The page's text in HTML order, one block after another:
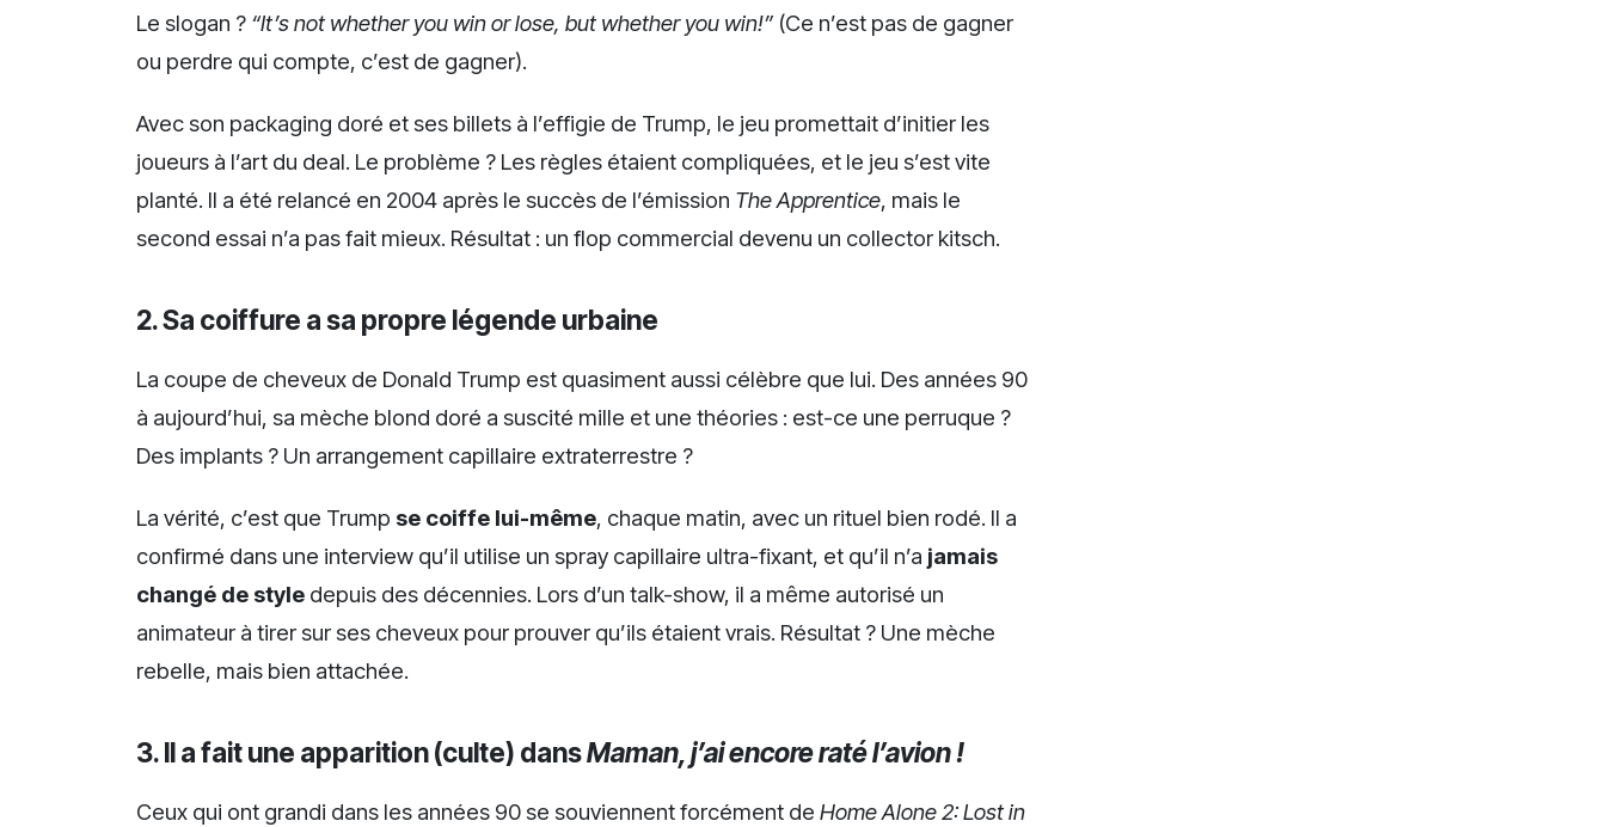
Le slogan ? “It’s not whether you win or lose, but whether you win!” (Ce n’est pas de gagner
ou perdre qui compte, c’est de gagner).
Avec son packaging doré et ses billets à l’effigie de Trump, le jeu promettait d’initier les
joueurs à l’art du deal. Le problème ? Les règles étaient compliquées, et le jeu s’est vite
planté. Il a été relancé en 2004 après le succès de l’émission The Apprentice, mais le
second essai n’a pas fait mieux. Résultat : un flop commercial devenu un collector kitsch.
2. Sa coiffure a sa propre légende urbaine
La coupe de cheveux de Donald Trump est quasiment aussi célèbre que lui. Des années 90
à aujourd’hui, sa mèche blond doré a suscité mille et une théories : est-ce une perruque ?
Des implants ? Un arrangement capillaire extraterrestre ?
La vérité, c’est que Trump se coiffe lui-même, chaque matin, avec un rituel bien rodé. Il a
confirmé dans une interview qu’il utilise un spray capillaire ultra-fixant, et qu’il n’a jamais
changé de style depuis des décennies. Lors d’un talk-show, il a même autorisé un
animateur à tirer sur ses cheveux pour prouver qu’ils étaient vrais. Résultat ? Une mèche
rebelle, mais bien attachée.
3. Il a fait une apparition (culte) dansMaman, j’ai encore raté l’avion !
Ceux qui ont grandi dans les années 90 se souviennent forcément de Home Alone 2: Lost in